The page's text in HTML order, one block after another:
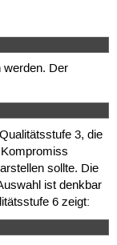
werden. Der
3, die
sollte. Die
ist denkbar
6 zeigt: